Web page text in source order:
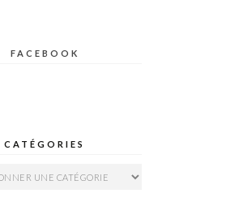
FACEBOOK
CATÉGORIES